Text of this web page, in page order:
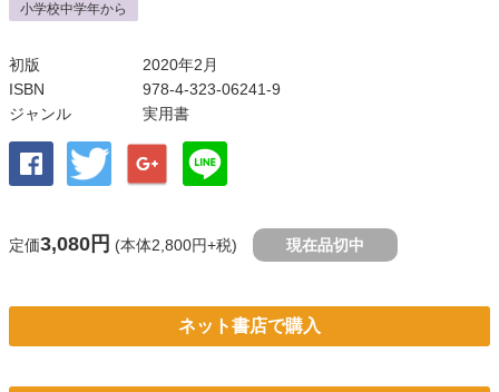
小学校中学年から
初版
2020年2月
ISBN
978-4-323-06241-9
ジャンル
実用書
定価3,080円 (本体2,800円+税) 現在品切中
ネット書店で購入